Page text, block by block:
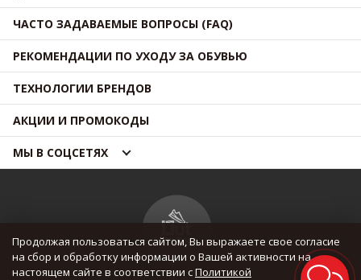
ЧАСТО ЗАДАВАЕМЫЕ ВОПРОСЫ (FAQ)
РЕКОМЕНДАЦИИ ПО УХОДУ ЗА ОБУВЬЮ
ТЕХНОЛОГИИ БРЕНДОВ
АКЦИИ И ПРОМОКОДЫ
МЫ В СОЦСЕТЯХ
Продолжая пользоваться сайтом, Вы выражаете свое согласие
на сбор и обработку информации о Вашей активности на
настоящем сайте в соответствии сПолитикой